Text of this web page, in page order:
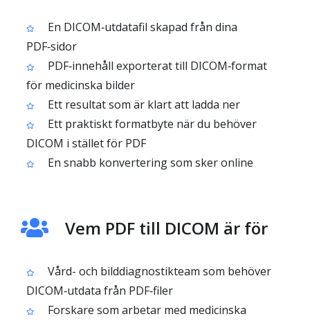
En DICOM‑utdatafil skapad från dina
PDF‑sidor
PDF‑innehåll exporterat till DICOM‑format
för medicinska bilder
Ett resultat som är klart att ladda ner
Ett praktiskt formatbyte när du behöver
DICOM i stället för PDF
En snabb konvertering som sker online
Vem PDF till DICOM är för
Vård- och bilddiagnostikteam som behöver
DICOM‑utdata från PDF‑filer
Forskare som arbetar med medicinska